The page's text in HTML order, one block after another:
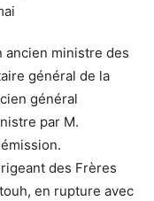
ancien ministre des
général de la
général
par M.
des Frères
en rupture avec